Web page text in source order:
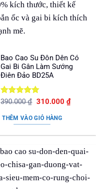
Bao Cao Su Đôn Dên Có
Gai Bi Gân Làm Sướng
Điên Đảo BD25A
Được xếp
sao
390.000₫ Giá
là:
390.000 ₫.
310.000 ₫Giá
hiện
THÊM VÀO GIỎ HÀNG